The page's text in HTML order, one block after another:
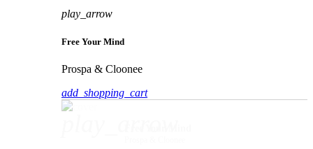
play_arrow
Free Your Mind
Prospa & Cloonee
add_shopping_cart